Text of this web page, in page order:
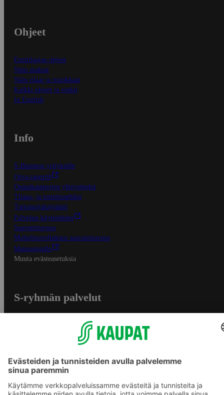
Ohjeet
Ensitilaajan ohjeet
Näin maksat
Näin tilaat ja muokkaat
Kaikki ohjeet ja vinkit
In English
Info
S-Business yrityksille
Oiva-raportit
Osuuskauppojen yhteystiedot
Tilaus- ja toimitusehdot
Tietosuojakäytäntö
Palvelun käyttöehdot
Saavutettavuus
Mobiilisovelluksen saavutettavuus
Mainostajalle
Muuta evästeasetuksia
S-ryhmän palvelut
S-ostoslista -sovellus
Prisma.fi
Sokos.fi
S-Pankki